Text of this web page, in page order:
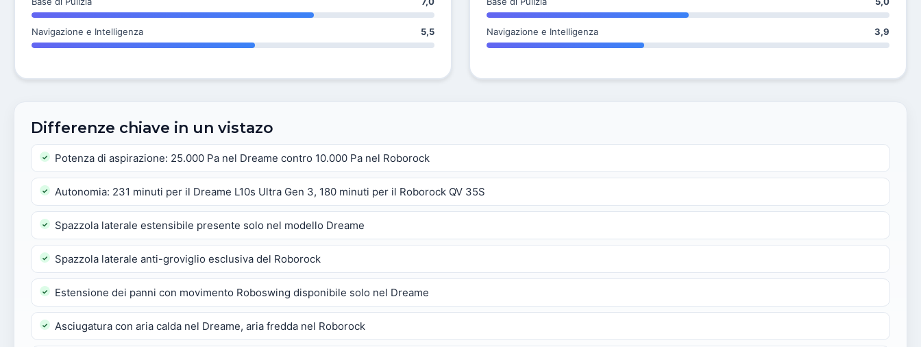
Navigazione e Intelligenza 5,5 Navigazione e Intelligenza 3,9
Differenze chiave in un vistazo
Potenza di aspirazione: 25.000 Pa nel Dreame contro 10.000 Pa nel Roborock
Autonomia: 231 minuti per il Dreame L10s Ultra Gen 3, 180 minuti per il Roborock QV 35S
Spazzola laterale estensibile presente solo nel modello Dreame
Spazzola laterale anti-groviglio esclusiva del Roborock
Estensione dei panni con movimento Roboswing disponibile solo nel Dreame
Asciugatura con aria calda nel Dreame, aria fredda nel Roborock